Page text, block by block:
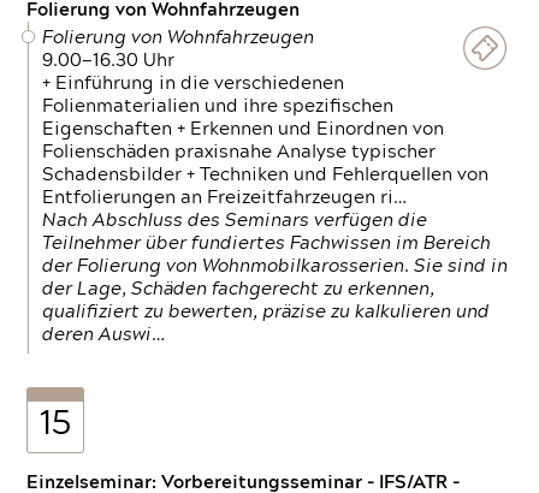
Folierung von Wohnfahrzeugen
Folierung von Wohnfahrzeugen
9.00—16.30 Uhr
+ Einführung in die verschiedenen
Folienmaterialien und ihre spezifischen
Eigenschaften + Erkennen und Einordnen von
Folienschäden praxisnahe Analyse typischer
Schadensbilder + Techniken und Fehlerquellen von
Entfolierungen an Freizeitfahrzeugen ri…
Nach Abschluss des Seminars verfügen die
Teilnehmer über fundiertes Fachwissen im Bereich
der Folierung von Wohnmobilkarosserien. Sie sind in
der Lage, Schäden fachgerecht zu erkennen,
qualifiziert zu bewerten, präzise zu kalkulieren und
deren Auswi…
15
Einzelseminar: Vorbereitungsseminar - IFS/ATR -